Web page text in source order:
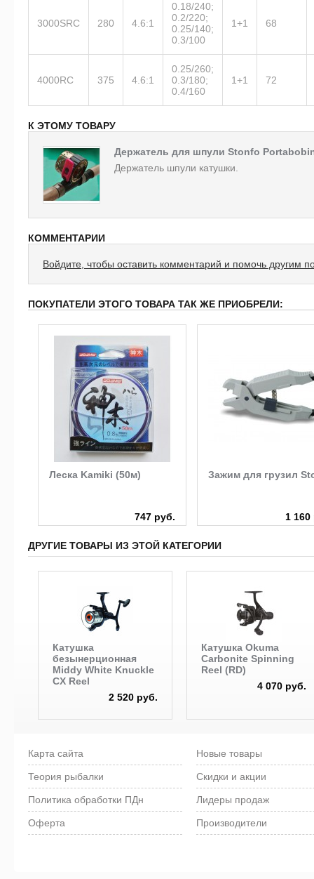
3000SRC 280 4.6:1
0.18/240;
0.2/220;
0.25/140;
0.3/100
1+1 68
4000RC 375 4.6:1
0.25/260;
0.3/180;
0.4/160
1+1 72
К ЭТОМУ ТОВАРУ
Держатель для шпули Stonfo
Держатель шпули катушки.
КОММЕНТАРИИ
Войдите, чтобы оставить комментарий и помочь другим
ПОКУПАТЕЛИ ЭТОГО ТОВАРА ТАК ЖЕ ПРИОБРЕЛИ:
Леска Kamiki (50м)
747 руб.
Зажим для грузил
1 160
ДРУГИЕ ТОВАРЫ ИЗ ЭТОЙ КАТЕГОРИИ
Катушка
безынерционная
Middy White Knuckle
CX Reel
2 520 руб.
Катушка Okuma
Carbonite Spinning
Reel (RD)
4 070 руб.
Карта сайта
Теория рыбалки
Политика обработки ПДн
Оферта
Новые товары
Скидки и акции
Лидеры продаж
Производители